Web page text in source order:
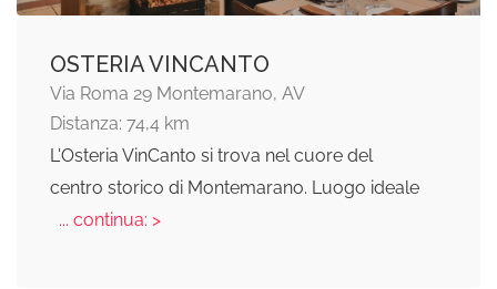
OSTERIA VINCANTO
Via Roma 29 Montemarano, AV
Distanza: 74,4 km
L'Osteria VinCanto si trova nel cuore del
centro storico di Montemarano. Luogo ideale
... continua: >